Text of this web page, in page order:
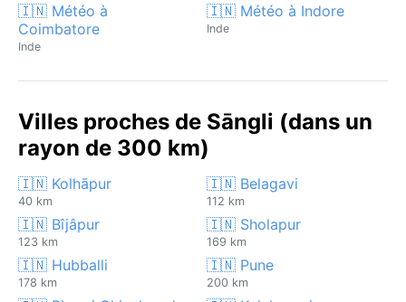
🇮🇳 Météo à
Coimbatore
Inde
🇮🇳 Météo à Indore
Inde
Villes proches de Sāngli (dans un
rayon de 300 km)
🇮🇳 Kolhāpur
40 km
🇮🇳 Belagavi
112 km
🇮🇳 Bîjâpur
123 km
🇮🇳 Sholapur
169 km
🇮🇳 Hubballi
178 km
🇮🇳 Pune
200 km